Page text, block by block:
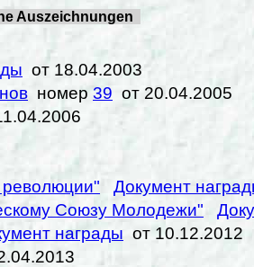
Auszeichnungen
от 18.04.2003
номер39 от 20.04.2005
революции"
Документ
Союзу Молодежи"
награды от 10.12.2012